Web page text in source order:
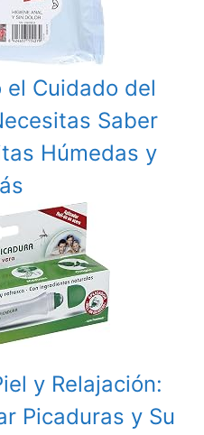
Cuidado del
Saber
Húmedas y
y Relajación:
Picaduras y Su